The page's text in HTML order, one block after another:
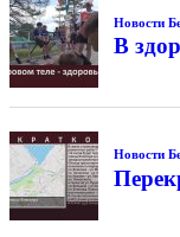
Новости
В
Новости